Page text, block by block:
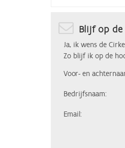
Blijf op de
Ja, ik wens de
Zo blijf ik op de
Voor- en
Bedrijfsnaam:
Email: